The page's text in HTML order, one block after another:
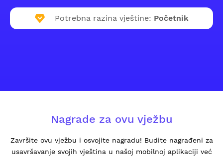
Potrebna razina vještine: Početnik
Nagrade za ovu vježbu
Završite ovu vježbu i osvojite nagradu! Budite nagrađeni za
usavršavanje svojih vještina u našoj mobilnoj aplikaciji već